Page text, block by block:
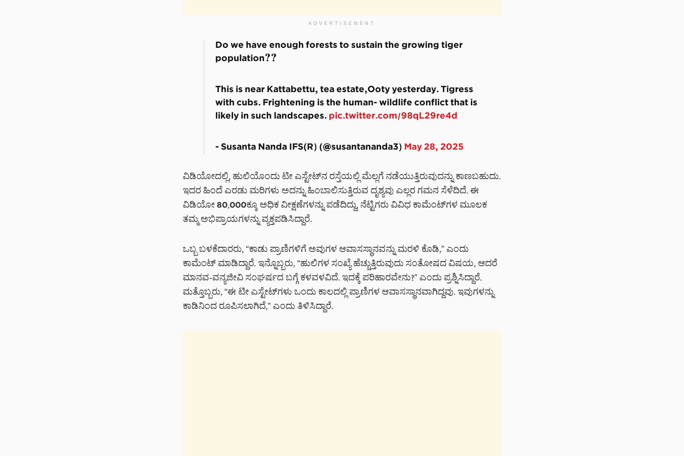
ADVERTISEMENT
Do we have enough forests to sustain the growing tiger
population??
This is near Kattabettu, tea estate,Ooty yesterday. Tigress
with cubs. Frightening is the human- wildlife conflict that is
likely in such landscapes.pic.twitter.com/98qL29re4d
— Susanta Nanda IFS(R) (@susantananda3) May 28, 2025
ವಿಡಿಯೋದಲ್ಲಿ, ಹುಲಿಯೊಂದು ಟೀ ಎಸ್ಟೇಟ್‌ನ ರಸ್ತೆಯಲ್ಲಿ ಮೆಲ್ಲಗೆ ನಡೆಯುತ್ತಿರುವುದನ್ನು ಕಾಣಬಹುದು.
ಇದರ ಹಿಂದೆ ಎರಡು ಮರಿಗಳು ಅದನ್ನು ಹಿಂಬಾಲಿಸುತ್ತಿರುವ ದೃಶ್ಯವು ಎಲ್ಲರ ಗಮನ ಸೆಳೆದಿದೆ. ಈ
ವಿಡಿಯೋ 80,000ಕ್ಕೂ ಅಧಿಕ ವೀಕ್ಷಣೆಗಳನ್ನು ಪಡೆದಿದ್ದು, ನೆಟ್ಟಿಗರು ವಿವಿಧ ಕಾಮೆಂಟ್‌ಗಳ ಮೂಲಕ
ತಮ್ಮ ಅಭಿಪ್ರಾಯಗಳನ್ನು ವ್ಯಕ್ತಪಡಿಸಿದ್ದಾರೆ.
ಒಬ್ಬ ಬಳಕೆದಾರರು, “ಕಾಡು ಪ್ರಾಣಿಗಳಿಗೆ ಅವುಗಳ ಆವಾಸಸ್ಥಾನವನ್ನು ಮರಳಿ ಕೊಡಿ,” ಎಂದು
ಕಾಮೆಂಟ್ ಮಾಡಿದ್ದಾರೆ. ಇನ್ನೊಬ್ಬರು, “ಹುಲಿಗಳ ಸಂಖ್ಯೆ ಹೆಚ್ಚುತ್ತಿರುವುದು ಸಂತೋಷದ ವಿಷಯ, ಆದರೆ
ಮಾನವ-ವನ್ಯಜೀವಿ ಸಂಘರ್ಷದ ಬಗ್ಗೆ ಕಳವಳವಿದೆ. ಇದಕ್ಕೆ ಪರಿಹಾರವೇನು?” ಎಂದು ಪ್ರಶ್ನಿಸಿದ್ದಾರೆ.
ಮತ್ತೊಬ್ಬರು, “ಈ ಟೀ ಎಸ್ಟೇಟ್‌ಗಳು ಒಂದು ಕಾಲದಲ್ಲಿ ಪ್ರಾಣಿಗಳ ಆವಾಸಸ್ಥಾನವಾಗಿದ್ದವು. ಇವುಗಳನ್ನು
ಕಾಡಿನಿಂದ ರೂಪಿಸಲಾಗಿದೆ,” ಎಂದು ತಿಳಿಸಿದ್ದಾರೆ.